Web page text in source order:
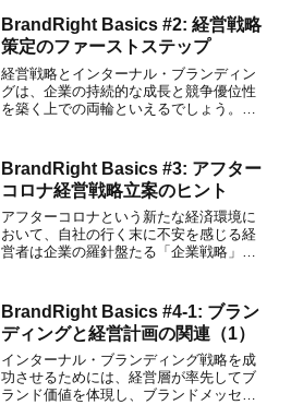
での競争力を維持し、成長を遂げるため
には、経営戦略とブランディングの適切
な組み合わせとその深い理解が不可欠で
す。
実現可能な計画が立てられます。プロセ
スにはギャップ分析も含まれ、現状と目
標との差異を明らかにし、効果的な解決
策を策定します。未来逆算法は、ビジョ
ンに基づく戦略的な行動を促進し、ビジ
ネスやプロジェクト管理においてかなり
BrandRight Basics #2: 経営戦略
策定のファーストステップ
経営戦略とインターナル・ブランディン
グは、企業の持続的な成長と競争優位性
を築く上での両輪といえるでしょう。戦
メントは、市場での成功への道を切り開
く重要な要素として、今後も注目される
べきトピックであると思います。
BrandRight Basics #3: アフター
コロナ経営戦略立案のヒント
アフターコロナという新たな経済環境に
おいて、自社の行く末に不安を感じる経
営者は企業の羅針盤たる「企業戦略」修
過去の成功を踏襲するのではなく、変化
する世界の中で自社がどう成長していく
かを見極める作業です。
BrandRight Basics #4-1: ブラン
ディングと経営計画の関連（1）
インターナル・ブランディング戦略を成
功させるためには、経営層が率先してブ
ランド価値を体現し、ブランドメッセー